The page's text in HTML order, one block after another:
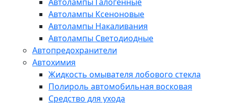
Автолампы Ксеноновые
Автолампы Накаливания
Автолампы Светодиодные
Автопредохранители
Автохимия
Жидкость омывателя лобового стекла
Полироль автомобильная восковая
Средство для ухода